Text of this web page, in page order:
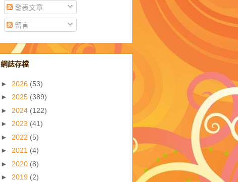
發表文章
留言
網誌存檔
► 2026 (53)
► 2025 (389)
► 2024 (122)
► 2023 (41)
► 2022 (5)
► 2021 (4)
► 2020 (8)
► 2019 (2)